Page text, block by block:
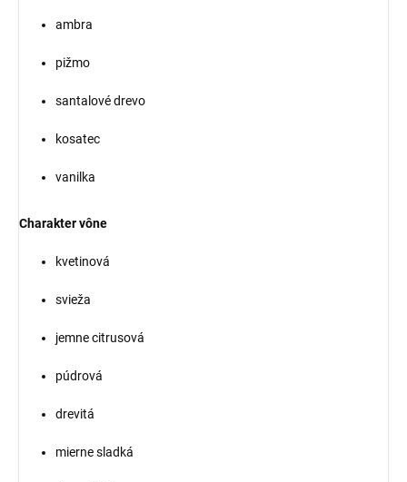
ambra
pižmo
santalové drevo
kosatec
vanilka
Charakter vône
kvetinová
svieža
jemne citrusová
púdrová
drevitá
mierne sladká